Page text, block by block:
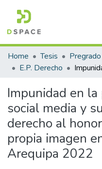
Communities & Collections
All of DSpace
Home Tesis Pregrado
E.P. Derecho
Impunidad en
social media y
derecho al
propia imagen
Arequipa 2022